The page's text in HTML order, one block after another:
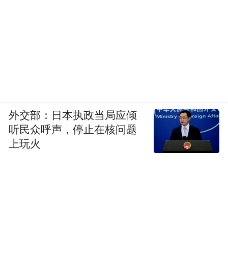
外交部：日本执政当局应倾
听民众呼声，停止在核问题
上玩火